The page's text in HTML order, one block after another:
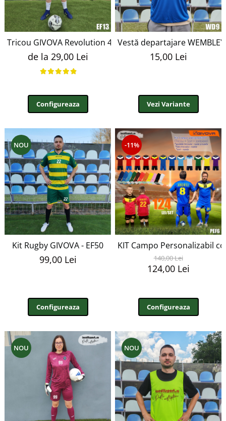
Bidoane si termosuri sportive
Sepci
Trofee
Tricou GIVOVA Revolution 4XS, Galben TRF13
de la 29,00 Lei
Configureaza
Vestă departajare
15,00 Lei
Vezi Variante
NOU
Kit Rugby GIVOVA - EF50
99,00 Lei
Configureaza
-11%
KIT Campo Personalizabil
140,00 Lei
124,00 Lei
Configureaza
NOU NOU